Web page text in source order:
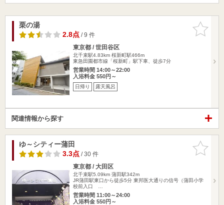
お気に入
りに追加
栗の湯
2.8点/ 9 件
東京都 / 世田谷区
北千束駅4.83km 桜新町駅466m
東急田園都市線「桜新町」駅下車、徒歩7分
営業時間 14:00～22:00
入浴料金 550円～
日帰り 露天風呂
関連情報から探す
お気に入
りに追加
ゆ～シティー蒲田
3.3点/ 30 件
東京都 / 大田区
北千束駅5.09km 蒲田駅342m
JR蒲田駅東口から徒歩5分 東邦医大通りの信号（蒲田小学
校前入口 …
営業時間 11:00～24:00
入浴料金 550円～